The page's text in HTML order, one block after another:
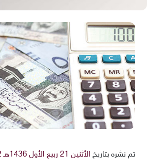
تم نشره بتاريخ الأثنين 21 ربيع الأول 1436هـ 12-1-2015م